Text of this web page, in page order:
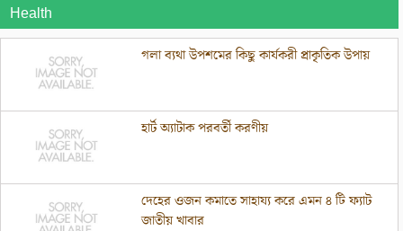
Health
গলা ব্যথা উপশমের কিছু কার্যকরী প্রাকৃতিক উপায়
হার্ট অ্যাটাক পরবর্তী করণীয়
দেহের ওজন কমাতে সাহায্য করে এমন ৪ টি ফ্যাট
জাতীয় খাবার